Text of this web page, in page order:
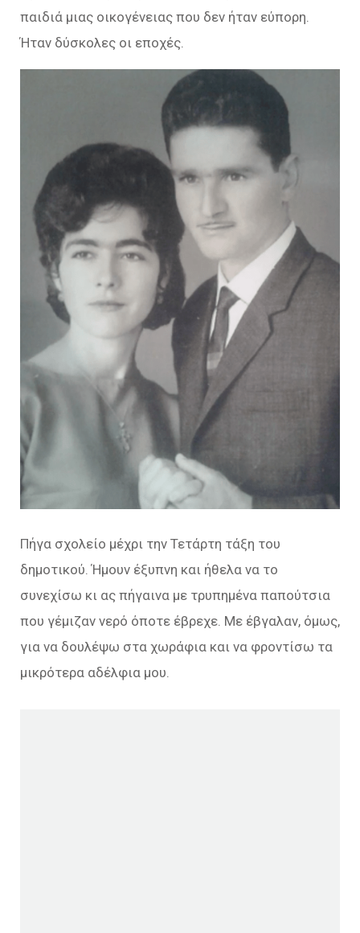
παιδιά μιας οικογένειας που δεν ήταν εύπορη.
Ήταν δύσκολες οι εποχές.
Πήγα σχολείο μέχρι την Τετάρτη τάξη του
δημοτικού. Ήμουν έξυπνη και ήθελα να το
συνεχίσω κι ας πήγαινα με τρυπημένα παπούτσια
που γέμιζαν νερό όποτε έβρεχε. Με έβγαλαν, όμως,
για να δουλέψω στα χωράφια και να φροντίσω τα
μικρότερα αδέλφια μου.